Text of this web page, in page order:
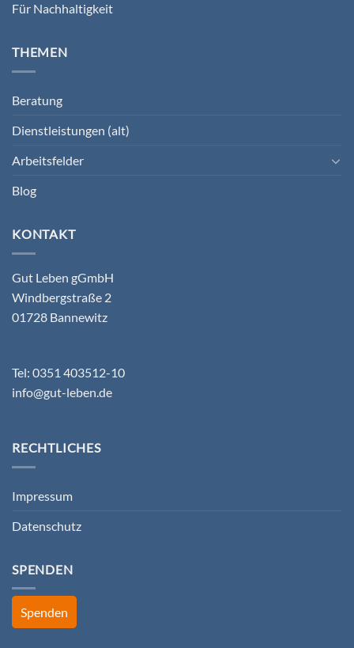
Für Nachhaltigkeit
THEMEN
Beratung
Dienstleistungen (alt)
Arbeitsfelder
Blog
KONTAKT
Gut Leben gGmbH
Windbergstraße 2
01728 Bannewitz
Tel: 0351 403512-10
info@gut-leben.de
RECHTLICHES
Impressum
Datenschutz
SPENDEN
Spenden